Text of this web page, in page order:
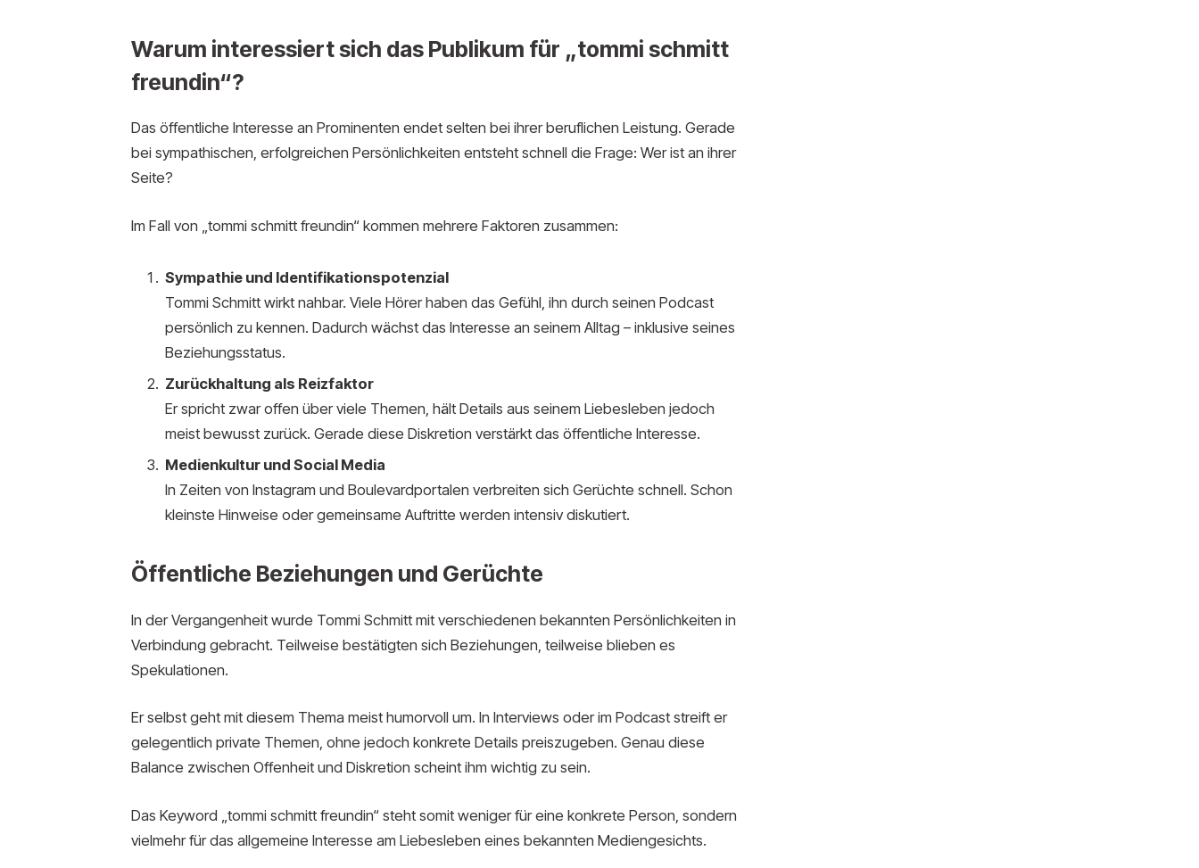
Warum interessiert sich das Publikum für „tommi schmitt
freundin“?
Das öffentliche Interesse an Prominenten endet selten bei ihrer beruflichen Leistung. Gerade
bei sympathischen, erfolgreichen Persönlichkeiten entsteht schnell die Frage: Wer ist an ihrer
Seite?
Im Fall von „tommi schmitt freundin“ kommen mehrere Faktoren zusammen:
Sympathie und Identifikationspotenzial
Tommi Schmitt wirkt nahbar. Viele Hörer haben das Gefühl, ihn durch seinen Podcast
persönlich zu kennen. Dadurch wächst das Interesse an seinem Alltag – inklusive seines
Beziehungsstatus.
Zurückhaltung als Reizfaktor
Er spricht zwar offen über viele Themen, hält Details aus seinem Liebesleben jedoch
meist bewusst zurück. Gerade diese Diskretion verstärkt das öffentliche Interesse.
Medienkultur und Social Media
In Zeiten von Instagram und Boulevardportalen verbreiten sich Gerüchte schnell. Schon
kleinste Hinweise oder gemeinsame Auftritte werden intensiv diskutiert.
Öffentliche Beziehungen und Gerüchte
In der Vergangenheit wurde Tommi Schmitt mit verschiedenen bekannten Persönlichkeiten in
Verbindung gebracht. Teilweise bestätigten sich Beziehungen, teilweise blieben es
Spekulationen.
Er selbst geht mit diesem Thema meist humorvoll um. In Interviews oder im Podcast streift er
gelegentlich private Themen, ohne jedoch konkrete Details preiszugeben. Genau diese
Balance zwischen Offenheit und Diskretion scheint ihm wichtig zu sein.
Das Keyword „tommi schmitt freundin“ steht somit weniger für eine konkrete Person, sondern
vielmehr für das allgemeine Interesse am Liebesleben eines bekannten Mediengesichts.